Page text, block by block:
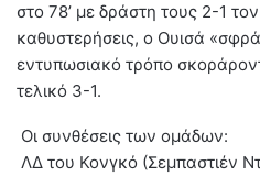
στο 78’ με δράστη τους 2-1
καθυστερήσεις, ο Ουισά
εντυπωσιακό τρόπο
τελικό 3-1.
Οι συνθέσεις των ομάδων:
ΛΔ του Κονγκό (Σεμπαστιέν